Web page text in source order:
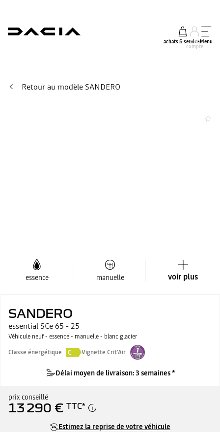
achats & services
mon
compte
Menu
Retour au modèle SANDERO
essence manuelle voir plus
SANDERO
essential SCe 65 - 25
Véhicule neuf - essence - manuelle - blanc glacier
Classe énergétique
C Vignette Crit'Air
Délai moyen de livraison: 3 semaines *
prix conseillé
13 290 € TTC*
Estimez la reprise de votre véhicule